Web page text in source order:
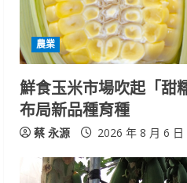
d
i
n
g
農業
鮮食玉米市場吹起「
布局新品種育種
蔡 永源 2026 年 8 月 6 日